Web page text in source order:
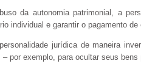
da autonomia patrimonial, a
individual e garantir o pagamento
jurídica de maneira
por exemplo, para ocultar seus bens